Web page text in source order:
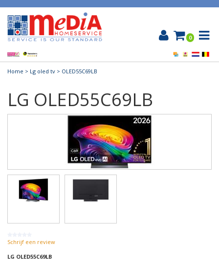
0
Home > Lg oled tv > OLED55C69LB
LG OLED55C69LB
Schrijf een review
LG OLED55C69LB